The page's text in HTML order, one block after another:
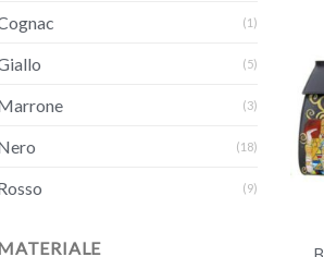
(1)
(5)
(3)
(18)
(9)